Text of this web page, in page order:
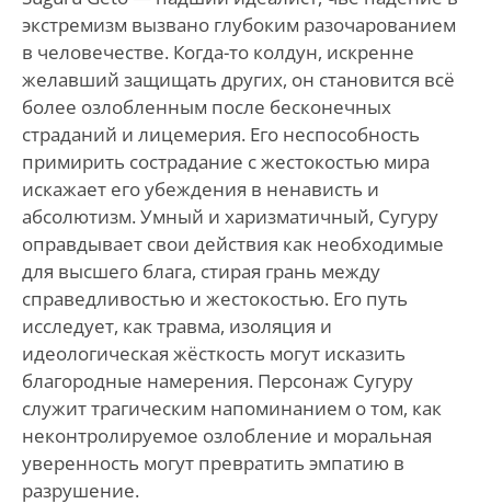
экстремизм вызвано глубоким разочарованием
в человечестве. Когда-то колдун, искренне
желавший защищать других, он становится всё
более озлобленным после бесконечных
страданий и лицемерия. Его неспособность
примирить сострадание с жестокостью мира
искажает его убеждения в ненависть и
абсолютизм. Умный и харизматичный, Сугуру
оправдывает свои действия как необходимые
для высшего блага, стирая грань между
справедливостью и жестокостью. Его путь
исследует, как травма, изоляция и
идеологическая жёсткость могут исказить
благородные намерения. Персонаж Сугуру
служит трагическим напоминанием о том, как
неконтролируемое озлобление и моральная
уверенность могут превратить эмпатию в
разрушение.